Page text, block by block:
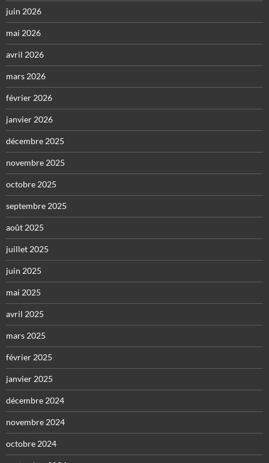
juin 2026
mai 2026
avril 2026
mars 2026
février 2026
janvier 2026
décembre 2025
novembre 2025
octobre 2025
septembre 2025
août 2025
juillet 2025
juin 2025
mai 2025
avril 2025
mars 2025
février 2025
janvier 2025
décembre 2024
novembre 2024
octobre 2024